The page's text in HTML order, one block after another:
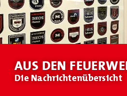
AUS DEN
Die Nachrichtenübersicht